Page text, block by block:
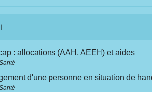
: allocations (AAH, AEEH) et aides
d'une personne en situation de